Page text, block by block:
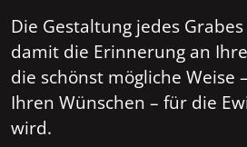
Die Gestaltung jedes
damit die Erinnerung an
die schönst mögliche Weise
Ihren Wünschen – für die
wird.